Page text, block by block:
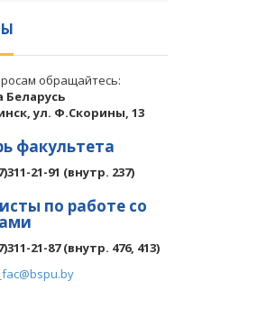
обращайтесь:
Беларусь
ул. Ф.Скорины, 13
факультета
21-91 (внутр. 237)
по работе со
21-87 (внутр. 476, 413)